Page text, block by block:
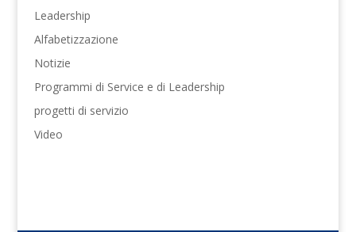
Leadership
Alfabetizzazione
Notizie
Programmi di Service e di Leadership
progetti di servizio
Video